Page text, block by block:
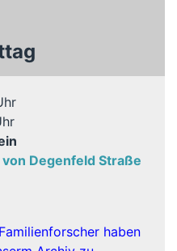
von Degenfeld Straße
haben